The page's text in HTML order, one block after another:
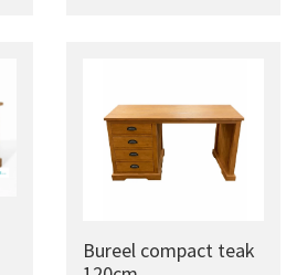
Bureel compact teak